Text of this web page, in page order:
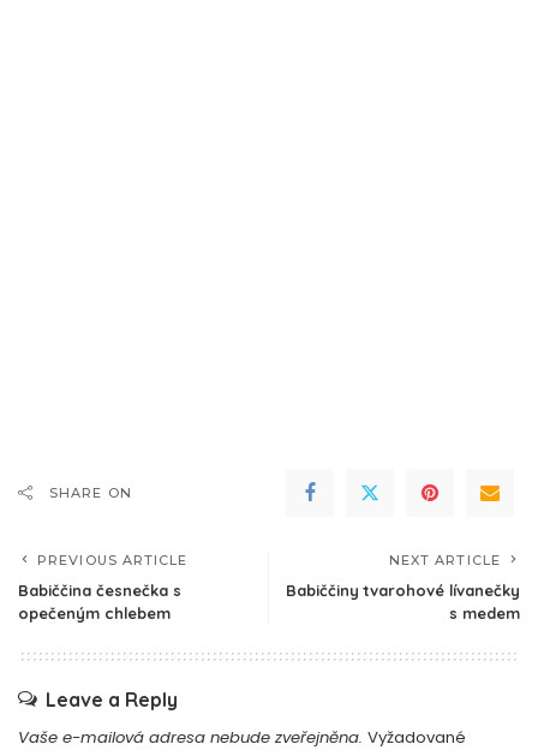
SHARE ON
PREVIOUS ARTICLE
Babiččina česnečka s
opečeným chlebem
NEXT ARTICLE
Babiččiny tvarohové lívanečky
s medem
Leave a Reply
Vaše e-mailová adresa nebude zveřejněna. Vyžadované